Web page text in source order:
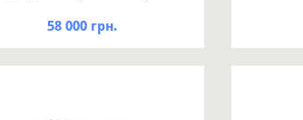
58 000 грн.